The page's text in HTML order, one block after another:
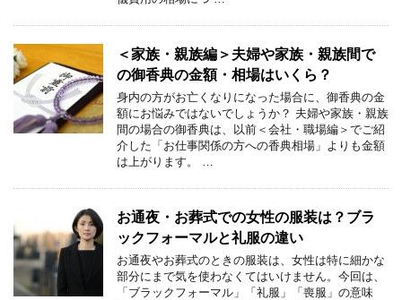
＜家族・親族編＞夫婦や家族・親族間で
の御香典の金額・相場はいくら？
身内の方がお亡くなりになった場合に、御香典の金
額にお悩みではないでしょうか？ 夫婦や家族・親族
間の場合の御香典は、以前＜会社・職場編＞でご紹
介した「お仕事関係の方への香典相場」よりも金額
は上がります。 …
お通夜・お葬式での女性の服装は？ブラ
ックフォーマルと礼服の違い
お通夜やお葬式のときの服装は、女性は特に細かな
部分にまで気を使わなくてはいけません。今回は、
「ブラックフォーマル」「礼服」「喪服」の意味